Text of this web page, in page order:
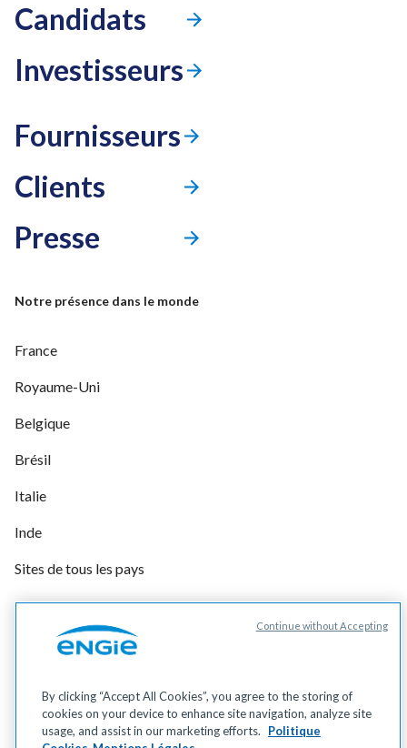
Candidats
Investisseurs
Fournisseurs
Clients
Presse
Notre présence dans le monde
France
Royaume-Uni
Belgique
Brésil
Italie
Inde
Sites de tous les pays
Gérer vos cookies
Données personnelles
Mentions légales
Accessibilité
By clicking “Accept All Cookies”, you agree to the storing of
cookies on your device to enhance site navigation, analyze site
usage, and assist in our marketing efforts.
Politique
Continue without Accepting